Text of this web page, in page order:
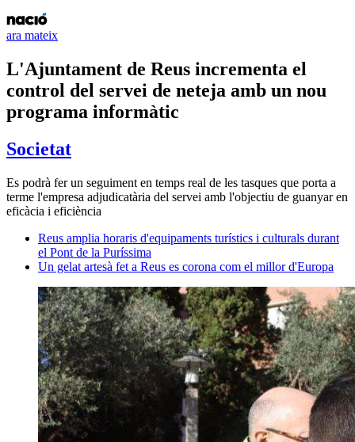
ara mateix
L'Ajuntament de Reus incrementa el
control del servei de neteja amb un nou
programa informàtic
Societat
Es podrà fer un seguiment en temps real de les tasques que porta a
terme l'empresa adjudicatària del servei amb l'objectiu de guanyar en
eficàcia i eficiència
Reus amplia horaris d'equipaments turístics i culturals durant
el Pont de la Puríssima
Un gelat artesà fet a Reus es corona com el millor d'Europa